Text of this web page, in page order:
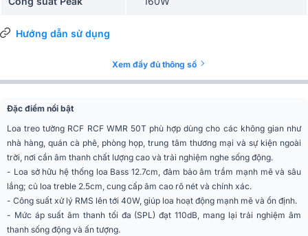
Lựa chọn nguồn điện 1
(Điện áp 70/100V)
20W - 500 ohm
Lựa chọn nguồn điện 3
(Điện áp 70/100V)
10W - 1000 ohm
Lựa chọn nguồn điện 4
(Điện áp 70/100V)
5W - 2000 ohm
Lựa chọn nguồn điện 5
(Điện áp 70/100V)
2.5W - 4000 ohm
Hướng dẫn sử dụng
Xem đầy đủ thông số
Đặc điểm nổi bật
Loa treo tường RCF RCF WMR 50T phù hợp dùng cho các không gian như
nhà hàng, quán cà phê, phòng họp, trung tâm thương mại và sự kiện ngoài
trời, nơi cần âm thanh chất lượng cao và trải nghiệm nghe sống động.
- Loa sở hữu hệ thống loa Bass 12.7cm, đảm bảo âm trầm mạnh mẽ và sâu
lắng; củ loa treble 2.5cm, cung cấp âm cao rõ nét và chính xác.
- Công suất xử lý RMS lên tới 40W, giúp loa hoạt động mạnh mẽ và ổn định.
- Mức áp suất âm thanh tối đa (SPL) đạt 110dB, mang lại trải nghiệm âm
thanh sống động và ấn tượng.